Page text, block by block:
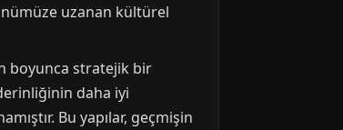
uzanan kültürel
boyunca stratejik bir
daha iyi
Bu yapılar, geçmişin